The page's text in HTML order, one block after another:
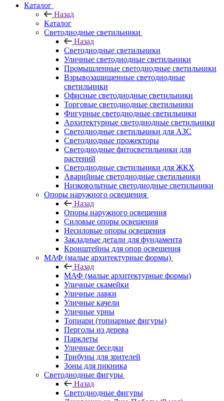
Каталог
Назад
Каталог
Светодиодные светильники
Назад
Светодиодные светильники
Уличные светодиодные светильники
Промышленные светодиодные светильники
Взрывозащищенные светодиодные
светильники
Офисные светодиодные светильники
Торговые светодиодные светильники
Фигурные светодиодные светильники
Архитектурные светодиодные светильники
Светодиодные светильники для АЗС
Светодиодные прожекторы
Светодиодные фитосветильники для
растений
Светодиодные светильники для ЖКХ
Аварийные светодиодные светильники
Низковольтные светодиодные светильники
Опоры наружного освещения
Назад
Опоры наружного освещения
Силовые опоры освещения
Несиловые опоры освещения
Закладные детали для фундамента
Кронштейны для опор освещения
МАФ (малые архитектурные формы)
Назад
МАФ (малые архитектурные формы)
Уличные скамейки
Уличные лавки
Уличные качели
Уличные урны
Топиари (топиарные фигуры)
Перголы из дерева
Парклеты
Уличные беседки
Трибуны для зрителей
Зоны для пикника
Светодиодные фигуры
Назад
Светодиодные фигуры